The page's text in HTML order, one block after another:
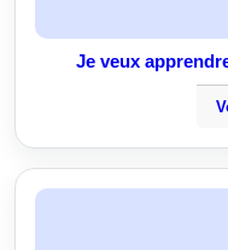
Je veux